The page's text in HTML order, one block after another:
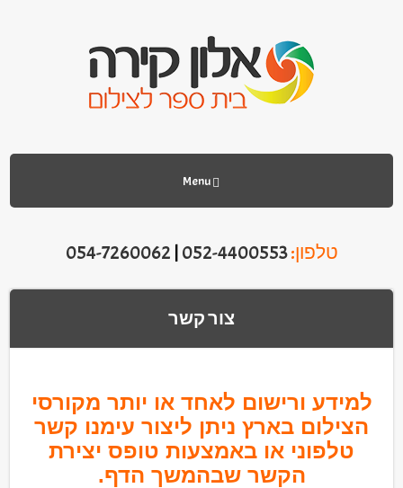
טלפון:052-4400553
054-7260062
צור קשר
למידע ורישום לאחד או יותר מקורסי
הצילום בארץ ניתן ליצור עימנו קשר
טלפוני או באמצעות טופס יצירת
הקשר שבהמשך הדף.